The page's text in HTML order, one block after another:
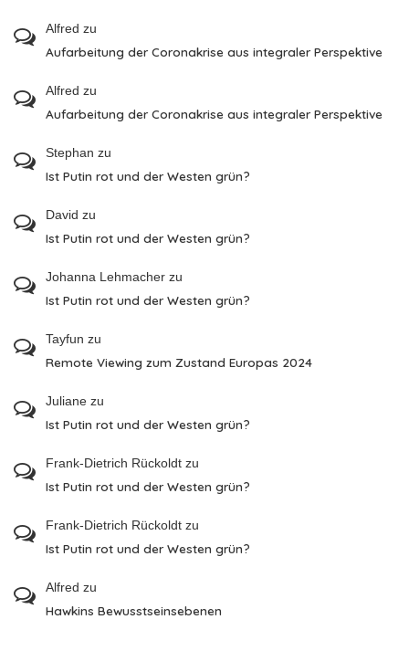
Alfred zu
Aufarbeitung der Coronakrise aus integraler Perspektive
Alfred zu
Aufarbeitung der Coronakrise aus integraler Perspektive
Stephan zu
Ist Putin rot und der Westen grün?
David zu
Ist Putin rot und der Westen grün?
Johanna Lehmacher zu
Ist Putin rot und der Westen grün?
Tayfun zu
Remote Viewing zum Zustand Europas 2024
Juliane zu
Ist Putin rot und der Westen grün?
Frank-Dietrich Rückoldt zu
Ist Putin rot und der Westen grün?
Frank-Dietrich Rückoldt zu
Ist Putin rot und der Westen grün?
Alfred zu
Hawkins Bewusstseinsebenen